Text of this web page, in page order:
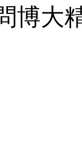
博大